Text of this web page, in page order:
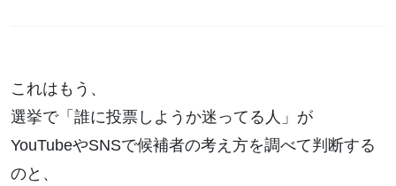
これはもう、
選挙で「誰に投票しようか迷ってる人」が
YouTubeやSNSで候補者の考え方を調べて判断する
のと、